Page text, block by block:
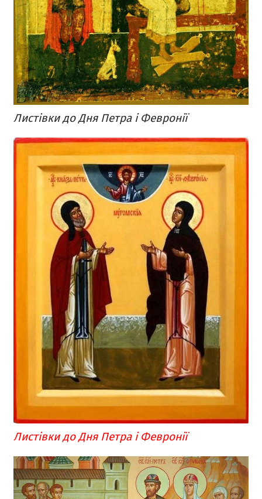
Листівки до Дня Петра і Февронії
Листівки до Дня Петра і Февронії